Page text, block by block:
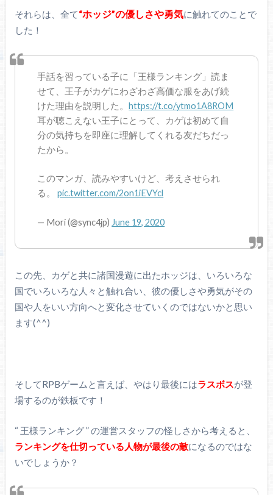
それらは、全て“ホッジ”の優しさや勇気に触れてのことで
した！
手話を習っている子に「王様ランキング」読ま
せて、王子がカゲにわざわざ高価な服をあげ続
けた理由を説明した。https://t.co/ytmo1A8ROM
耳が聴こえない王子にとって、カゲは初めて自
分の気持ちを即座に理解してくれる友だちだっ
たから。
このマンガ、読みやすいけど、考えさせられ
る。pic.twitter.com/2on1iEVYcl
— Mori (@sync4jp) June 19, 2020
この先、カゲと共に諸国漫遊に出たホッジは、いろいろな
国でいろいろな人々と触れ合い、彼の優しさや勇気がその
国や人をいい方向へと変化させていくのではないかと思い
ます(^^)
そしてRPBゲームと言えば、やはり最後にはラスボスが登
場するのが鉄板です！
“ 王様ランキング ” の運営スタッフの怪しさから考えると、
ランキングを仕切っている人物が最後の敵になるのではな
いでしょうか？